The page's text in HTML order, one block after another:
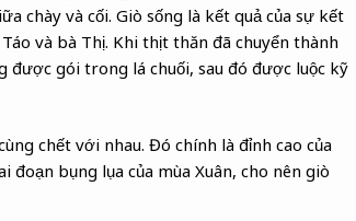
chày và cối. Giò sống là kết quả của sự kết
và bà Thị. Khi thịt thăn đã chuyển thành
gói trong lá chuối, sau đó được luộc kỹ
chết với nhau. Đó chính là đỉnh cao của
bụng lụa của mùa Xuân, cho nên giò